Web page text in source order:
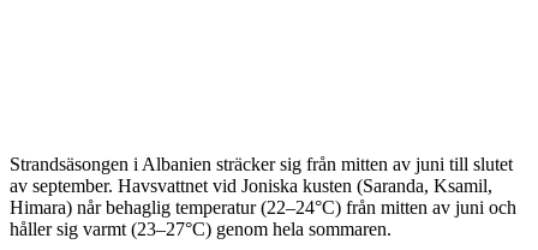
Strandsäsongen i Albanien sträcker sig från mitten av juni till slutet
av september. Havsvattnet vid Joniska kusten (Saranda, Ksamil,
Himara) når behaglig temperatur (22–24°C) från mitten av juni och
håller sig varmt (23–27°C) genom hela sommaren.